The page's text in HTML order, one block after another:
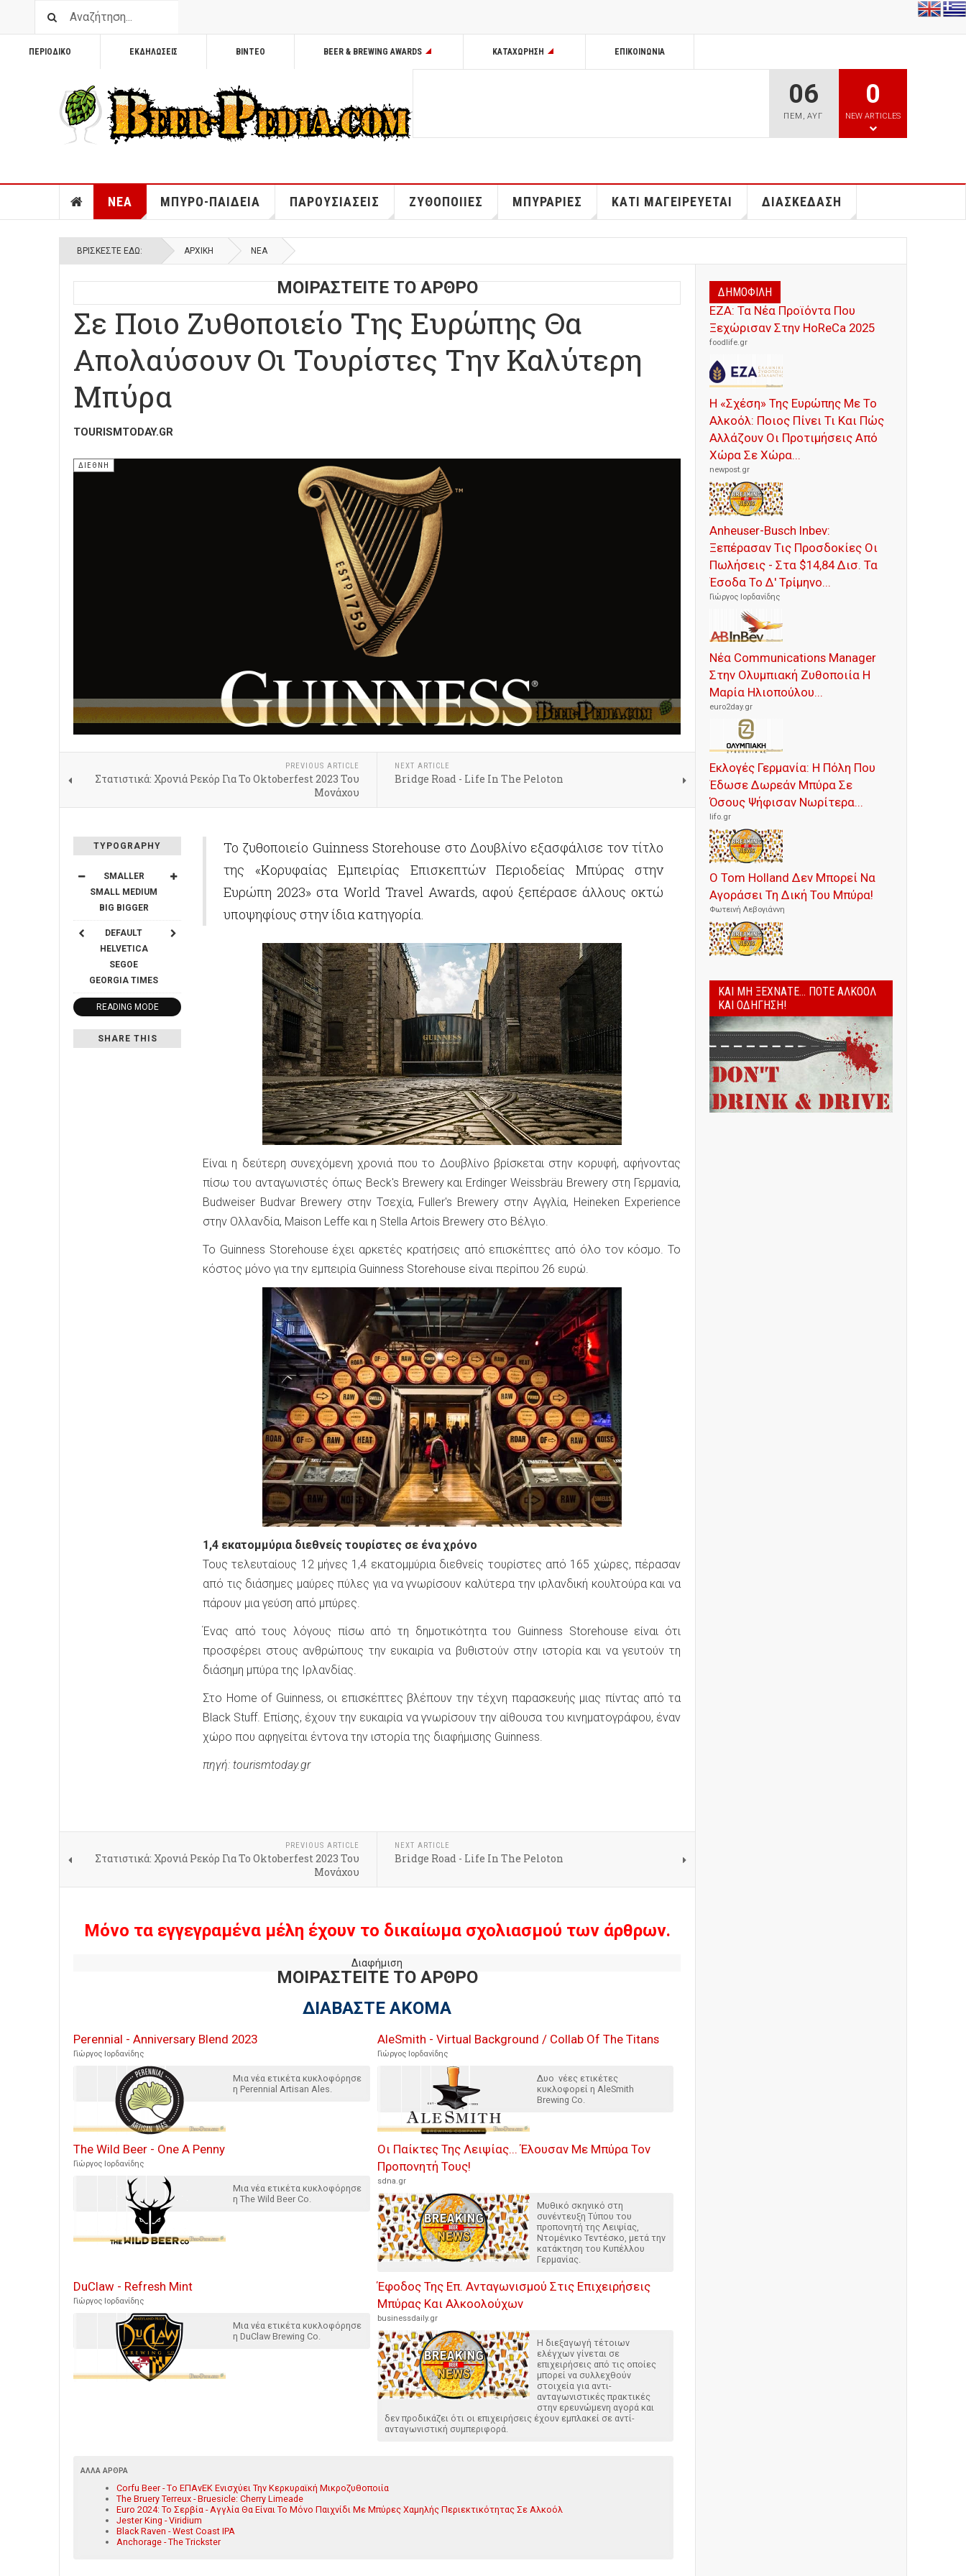
ΠΕΡΙΟΔΙΚΟ ΕΚΔΗΛΩΣΕΙΣ ΒΙΝΤΕΟ BEER & BREWING AWARDS ΚΑΤΑΧΩΡΗΣΗ ΕΠΙΚΟΙΝΩΝΊΑ
06
ΠΕΜ ,ΑΥΓ
0
NEW ARTICLES
ΝΕΑ ΜΠΥΡΟ-ΠΑΙΔΕΙΑ ΠΑΡΟΥΣΙΑΣΕΙΣ ΖΥΘΟΠΟΙΙΕΣ ΜΠΥΡΑΡΙΕΣ ΚΑΤΙ ΜΑΓΕΙΡΕΥΕΤΑΙ ΔΙΑΣΚΕΔΑΣΗ
ΒΡΊΣΚΕΣΤΕ ΕΔΏ: ΑΡΧΙΚΉ ΝΕΑ
ΜΟΙΡΑΣΤΕΙΤΕ ΤΟ ΑΡΘΡΟ
Σε Ποιο Ζυθοποιείο Της Ευρώπης Θα
Απολαύσουν Οι Τουρίστες Την Καλύτερη
Μπύρα
TOURISMTODAY.GR
ΔΙΕΘΝΗ
PREVIOUS ARTICLE
Στατιστικά: Χρονιά Ρεκόρ Για Το Oktoberfest 2023 Του
Μονάχου
NEXT ARTICLE
Bridge Road - Life In The Peloton
TYPOGRAPHY
SMALLER
SMALL MEDIUM
BIG BIGGER
DEFAULT
HELVETICA
SEGOE
GEORGIA TIMES
READING MODE
SHARE THIS
Το ζυθοποιείο Guinness Storehouse στο Δουβλίνο εξασφάλισε τον τίτλο
της «Κορυφαίας Εμπειρίας Επισκεπτών Περιοδείας Μπύρας στην
Ευρώπη 2023» στα World Travel Awards, αφού ξεπέρασε άλλους οκτώ
υποψηφίους στην ίδια κατηγορία.
Είναι η δεύτερη συνεχόμενη χρονιά που το Δουβλίνο βρίσκεται στην κορυφή, αφήνοντας
πίσω του ανταγωνιστές όπως Beck's Brewery και Erdinger Weissbräu Brewery στη Γερμανία,
Budweiser Budvar Brewery στην Τσεχία, Fuller's Brewery στην Αγγλία, Heineken Experience
στην Ολλανδία, Maison Leffe και η Stella Artois Brewery στο Βέλγιο.
Το Guinness Storehouse έχει αρκετές κρατήσεις από επισκέπτες από όλο τον κόσμο. Το
κόστος μόνο για την εμπειρία Guinness Storehouse είναι περίπου 26 ευρώ.
1,4 εκατομμύρια διεθνείς τουρίστες σε ένα χρόνο
Τους τελευταίους 12 μήνες 1,4 εκατομμύρια διεθνείς τουρίστες από 165 χώρες, πέρασαν
από τις διάσημες μαύρες πύλες για να γνωρίσουν καλύτερα την ιρλανδική κουλτούρα και να
πάρουν μια γεύση από μπύρες.
Ένας από τους λόγους πίσω από τη δημοτικότητα του Guinness Storehouse είναι ότι
προσφέρει στους ανθρώπους την ευκαιρία να βυθιστούν στην ιστορία και να γευτούν τη
διάσημη μπύρα της Ιρλανδίας.
Στο Home of Guinness, οι επισκέπτες βλέπουν την τέχνη παρασκευής μιας πίντας από τα
Black Stuff. Επίσης, έχουν την ευκαιρία να γνωρίσουν την αίθουσα του κινηματογράφου, έναν
χώρο που αφηγείται έντονα την ιστορία της διαφήμισης Guinness.
πηγή: tourismtoday.gr
PREVIOUS ARTICLE
Στατιστικά: Χρονιά Ρεκόρ Για Το Oktoberfest 2023 Του
Μονάχου
NEXT ARTICLE
Bridge Road - Life In The Peloton
Μόνο τα εγγεγραμένα μέλη έχουν το δικαίωμα σχολιασμού των άρθρων.
Διαφήμιση
ΜΟΙΡΑΣΤΕΙΤΕ ΤΟ ΑΡΘΡΟ
ΔΙΑΒΑΣΤΕ ΑΚΟΜΑ
Perennial - Anniversary Blend 2023
Γιώργος Ιορδανίδης
Μια νέα ετικέτα κυκλοφόρησε
η Perennial Artisan Ales.
AleSmith - Virtual Background / Collab Of The Titans
Γιώργος Ιορδανίδης
Δυο νέες ετικέτες
κυκλοφορεί η AleSmith
Brewing Co.
The Wild Beer - One A Penny
Γιώργος Ιορδανίδης
Μια νέα ετικέτα κυκλοφόρησε
η The Wild Beer Co.
Οι Παίκτες Της Λειψίας... Έλουσαν Με Μπύρα Τον
Προπονητή Τους!
sdna.gr
Μυθικό σκηνικό στη
συνέντευξη Τύπου του
προπονητή της Λειψίας,
Ντομένικο Τεντέσκο, μετά την
κατάκτηση του Κυπέλλου
Γερμανίας.
DuClaw - Refresh Mint
Γιώργος Ιορδανίδης
Μια νέα ετικέτα κυκλοφόρησε
η DuClaw Brewing Co.
Έφοδος Της Επ. Ανταγωνισμού Στις Επιχειρήσεις
Μπύρας Και Αλκοολούχων
businessdaily.gr
Η διεξαγωγή τέτοιων
ελέγχων γίνεται σε
επιχειρήσεις από τις οποίες
μπορεί να συλλεχθούν
στοιχεία για αντι-
ανταγωνιστικές πρακτικές
στην ερευνώμενη αγορά και
δεν προδικάζει ότι οι επιχειρήσεις έχουν εμπλακεί σε αντί-
ανταγωνιστική συμπεριφορά.
ΆΛΛΑ ΆΡΘΡΑ
Corfu Beer - Tο ΕΠΑνΕΚ Ενισχύει Την Κερκυραϊκή Μικροζυθοποιία
The Bruery Terreux - Bruesicle: Cherry Limeade
Euro 2024: Το Σερβία - Αγγλία Θα Είναι Το Μόνο Παιχνίδι Με Μπύρες Χαμηλής Περιεκτικότητας Σε Αλκοόλ
Jester King - Viridium
Black Raven - West Coast IPA
Anchorage - The Trickster
ΔΗΜΟΦΙΛΗ
ΕΖΑ: Τα Νέα Προϊόντα Που
Ξεχώρισαν Στην HoReCa 2025
foodlife.gr
Η «Σχέση» Της Ευρώπης Με Το
Αλκοόλ: Ποιος Πίνει Τι Και Πώς
Αλλάζουν Οι Προτιμήσεις Από
Χώρα Σε Χώρα...
newpost.gr
Anheuser-Busch Inbev:
Ξεπέρασαν Τις Προσδοκίες Οι
Πωλήσεις - Στα $14,84 Δισ. Τα
Έσοδα Το Δ' Τρίμηνο...
Γιώργος Ιορδανίδης
Νέα Communications Manager
Στην Ολυμπιακή Ζυθοποιία Η
Μαρία Ηλιοπούλου...
euro2day.gr
Εκλογές Γερμανία: Η Πόλη Που
Έδωσε Δωρεάν Μπύρα Σε
Όσους Ψήφισαν Νωρίτερα...
lifo.gr
Ο Tom Holland Δεν Μπορεί Να
Αγοράσει Τη Δική Του Μπύρα!
Φωτεινή Λεβογιάννη
ΚΑΙ ΜΗ ΞΕΧΝΆΤΕ... ΠΟΤΈ ΑΛΚΟΌΛ
ΚΑΙ ΟΔΉΓΗΣΗ!